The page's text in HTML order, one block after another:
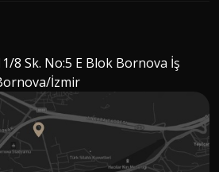
Manager
Specialist
& Digital Marketing Specialist
8 Sk. No:5 E Blok Bornova İş
İzmir